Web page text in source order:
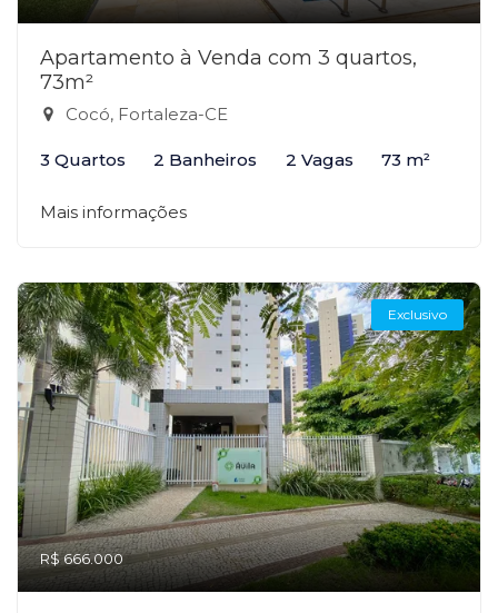
Apartamento à Venda com 3 quartos,
73m²
Cocó, Fortaleza-CE
3 Quartos 2 Banheiros 2 Vagas 73 m²
Mais informações
Exclusivo
R$ 666.000